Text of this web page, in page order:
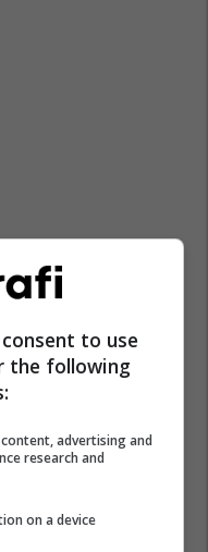
to use
the following
advertising and
research and
on a device